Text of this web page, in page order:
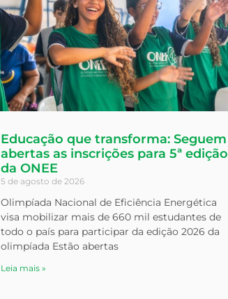
Educação que transforma: Seguem
abertas as inscrições para 5ª edição
da ONEE
5 de agosto de 2026
Olimpíada Nacional de Eficiência Energética
visa mobilizar mais de 660 mil estudantes de
todo o país para participar da edição 2026 da
olimpíada Estão abertas
Leia mais »